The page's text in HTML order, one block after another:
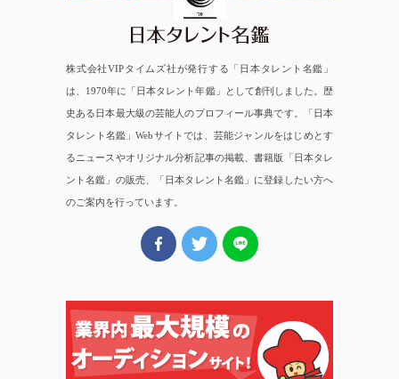
株式会社VIPタイムズ社が発行する「日本タレント名鑑」
は、1970年に「日本タレント年鑑」として創刊しました。歴
史ある日本最大級の芸能人のプロフィール事典です。「日本
タレント名鑑」Webサイトでは、芸能ジャンルをはじめとす
るニュースやオリジナル分析記事の掲載、書籍版「日本タレ
ント名鑑」の販売、「日本タレント名鑑」に登録したい方へ
のご案内を行っています。